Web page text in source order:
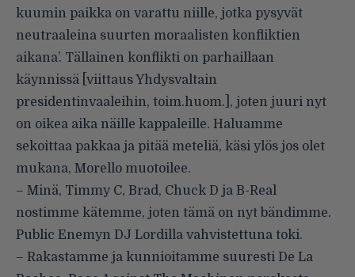
kuumin paikka on varattu niille, jotka pysyvät
neutraaleina suurten moraalisten konfliktien
aikana’. Tällainen konflikti on parhaillaan
käynnissä [viittaus Yhdysvaltain
presidentinvaaleihin, toim.huom.], joten juuri nyt
on oikea aika näille kappaleille. Haluamme
sekoittaa pakkaa ja pitää meteliä, käsi ylös jos olet
mukana, Morello muotoilee.
– Minä, Timmy C, Brad, Chuck D ja B-Real
nostimme kätemme, joten tämä on nyt bändimme.
Public Enemyn DJ Lordilla vahvistettuna toki.
– Rakastamme ja kunnioitamme suuresti De La